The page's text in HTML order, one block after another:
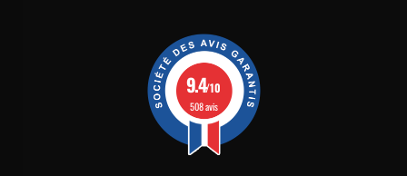
9.4/10
508 avis